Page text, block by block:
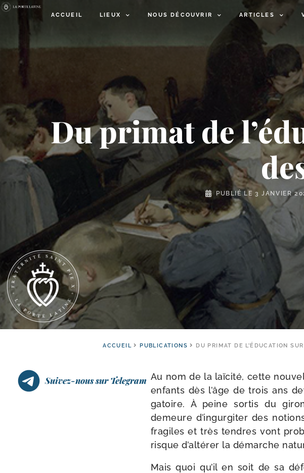
ACCUEIL LIEUX NOUS DÉCOUVRIR ARTICLES
Du primat de
PUBLIÉ LE3 JANVIER
ACCUEIL PUBLICATIONS DU PRIMAT DE L’ÉDUCATION
Suivez-nous sur Telegram Au nom de la laï­ci­té, cette
enfants dès l’âge de trois ans
ga­toire. À peine sor­tis du
demeure d’ingurgiter des
fra­giles et très tendres vont
risque d’altérer la démarche
Mais quoi qu’il en soit de sa